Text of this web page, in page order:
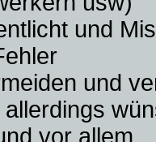
und
und
allerdings
vor allem